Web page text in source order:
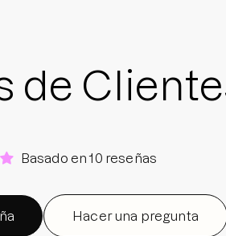
de
Basado en 10 reseñas
Hacer una pregunta